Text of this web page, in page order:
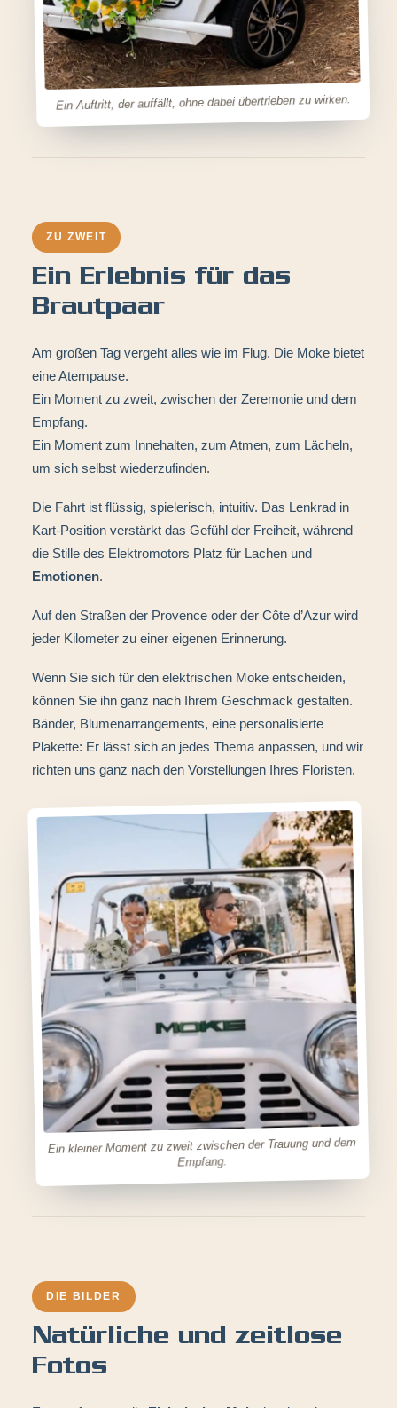
Ein Auftritt, der auffällt, ohne dabei übertrieben zu wirken.
ZU ZWEIT
Ein Erlebnis für das
Brautpaar
Am großen Tag vergeht alles wie im Flug. Die Moke bietet
eine Atempause.
Ein Moment zu zweit, zwischen der Zeremonie und dem
Empfang.
Ein Moment zum Innehalten, zum Atmen, zum Lächeln,
um sich selbst wiederzufinden.
Die Fahrt ist flüssig, spielerisch, intuitiv. Das Lenkrad in
Kart-Position verstärkt das Gefühl der Freiheit, während
die Stille des Elektromotors Platz für Lachen und
Emotionen.
Auf den Straßen der Provence oder der Côte d’Azur wird
jeder Kilometer zu einer eigenen Erinnerung.
Wenn Sie sich für den elektrischen Moke entscheiden,
können Sie ihn ganz nach Ihrem Geschmack gestalten.
Bänder, Blumenarrangements, eine personalisierte
Plakette: Er lässt sich an jedes Thema anpassen, und wir
richten uns ganz nach den Vorstellungen Ihres Floristen.
Ein kleiner Moment zu zweit zwischen der Trauung und dem
Empfang.
DIE BILDER
Natürliche und zeitlose
Fotos